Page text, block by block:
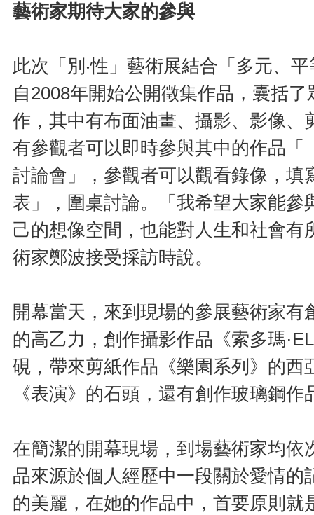
藝術家期待大家的參與
此次「別‧性」藝術展結合「多元、
自2008年開始公開徵集作品，囊括
作，其中有布面油畫、攝影、影像、
有參觀者可以即時參與其中的作品「
討論會」，參觀者可以觀看錄像，填
表」，圍桌討論。「我希望大家能參
己的想像空間，也能對人生和社會有
術家鄭波接受採訪時說。
開幕當天，來到現場的參展藝術家
的高乙力，創作攝影作品《索多瑪
硯，帶來剪紙作品《樂園系列》的西
《表演》的石頭，還有創作玻璃鋼
在簡潔的開幕現場，到場藝術家均
品來源於個人經歷中一段關於愛情
的美麗，在她的作品中，首要原則